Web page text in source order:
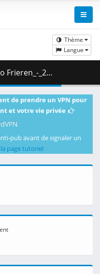
Thème
Langue
( 353.02 MB )
de prendre un VPN pour
et votre vie privée
pub avant de signaler un
page tutoriel